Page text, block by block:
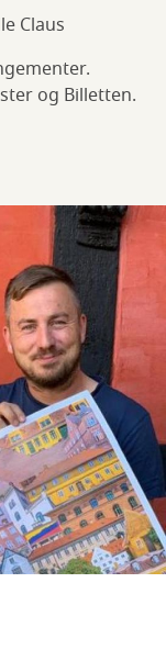
Claus
og Billetten.